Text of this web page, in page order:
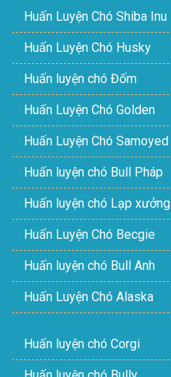
Huấn Luyện Chó Shiba Inu
Huấn Luyện Chó Husky
Huấn luyện chó Đốm
Huấn Luyện Chó Golden
Huấn Luyện Chó Samoyed
Huấn luyện chó Bull Pháp
Huấn luyện chó Lạp xưởng
Huấn Luyện Chó Becgie
Huấn luyện chó Bull Anh
Huấn Luyện Chó Alaska
Huấn luyện chó Corgi